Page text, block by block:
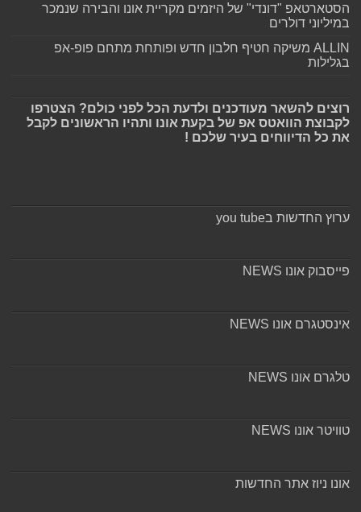
הסטארטאפ "דונדי" של היזמים מקריית אונו והבירה שנמכר
במיליוני דולרים
ALLIN משיקה חטיף חלבון חדש ופותחת מתחם פופ-אפ
בגלילות
רוצים להשאר מעודכנים ולדעת הכל לפני כולם? הצטרפו
לקבוצת הוואטס אפ של בקעת אונו ותהיו הראשונים לקבל
את כל הדיווחים בעיר שלכם !
ערוץ החדשות בyou tube
פייסבוק אונו NEWS
אינסטגרם אונו NEWS
טלגרם אונו NEWS
טוויטר אונו NEWS
אונו ניוז אתר החדשות